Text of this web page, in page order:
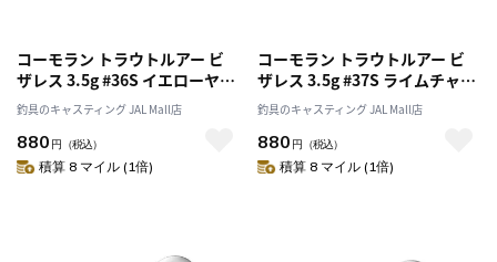
コーモラン トラウトルアー ビ
ザレス 3.5g #36S イエローヤマ
メ
釣具のキャスティング JAL Mall店
880 円 （税込）
積算 8 マイル (1倍)
コーモラン トラウトルアー ビ
ザレス 3.5g #37S ライムチャー
ト
釣具のキャスティング JAL Mall店
880 円 （税込）
積算 8 マイル (1倍)